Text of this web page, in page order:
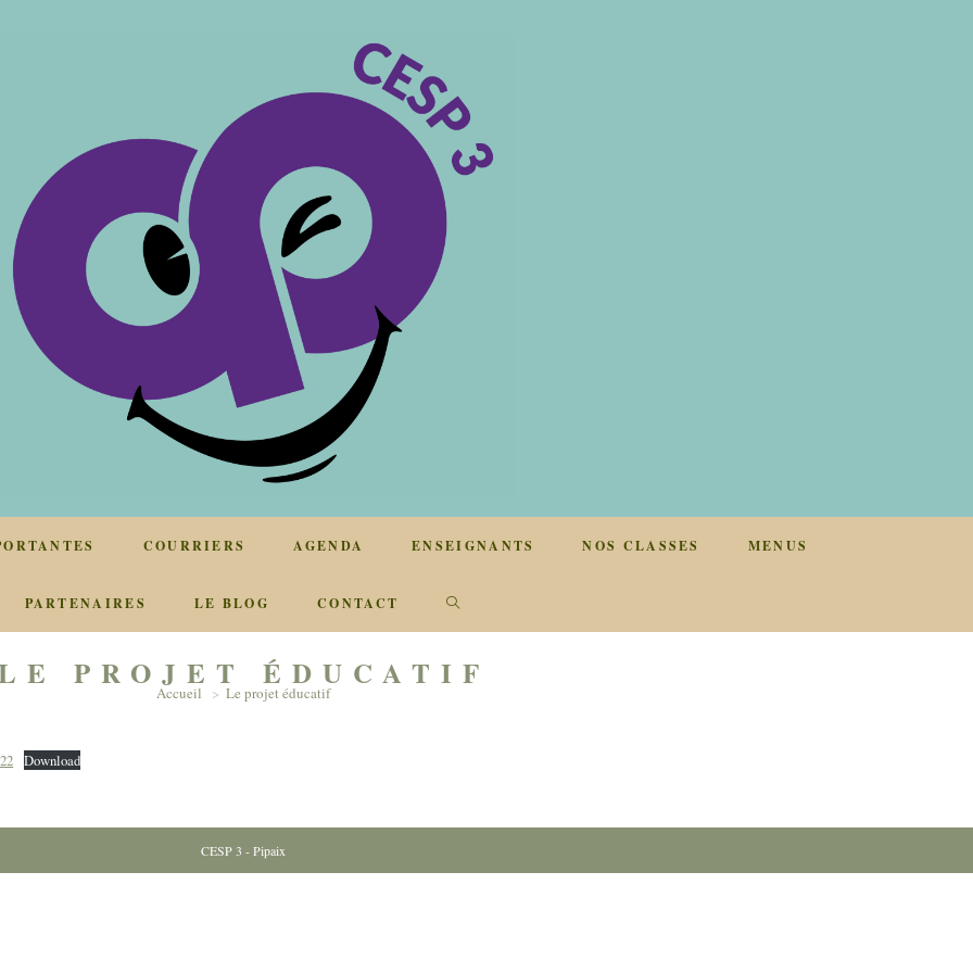
COURRIERS AGENDA ENSEIGNANTS NOS CLASSES MENUS
PARTENAIRES LE BLOG CONTACT TOGGLE
WEBSITE
PROJET ÉDUCATIF
Accueil > Le projet éducatif
Download
CESP 3 - Pipaix